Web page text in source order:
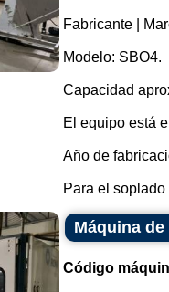
Fabricante |
Modelo: SBO4.
Capacidad
El equipo está
Año de
Para el
Máquina
Código